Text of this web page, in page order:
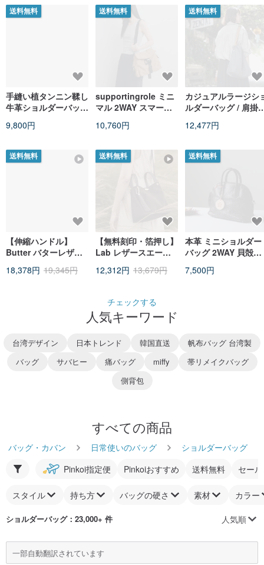
送料無料
手縫い植タンニン鞣し
牛革ショルダーバッグ
9,800円
送料無料
【伸縮ハンドル】
Butter バターレザー
鳩グレー
18,378円 19,345円
送料無料
supportingrole ミニ
マル 2WAY スマート
ライトトラベル撥水バ
10,760円
送料無料
【無料刻印・箔押し】
Lab レザースエード
ココア（インナーバッ
付き）
12,312円 13,679円
送料無料
カジュアルラージシ
ルダーバッグ / 肩掛
ハンドメイド受注生
12,477円
送料無料
本革 ミニショルダー
バッグ 2WAY 貝殻型
7,500円
チェックする
人気キーワード
台湾デザイン 日本トレンド 韓国直送
帆布バッグ 台湾製
バッグ
サバヒー 痛バッグ miffy
帯リメイクバッグ
側背包
すべての商品
バッグ・カバン 日常使いのバッグ
ショルダーバッグ
Pinkoi指定便
Pinkoiおすすめ 送料無料 セー
スタイル 持ち方 バッグの硬さ 素材 カラー
ショルダーバッグ：23,000+ 件 人気順
一部自動翻訳されています